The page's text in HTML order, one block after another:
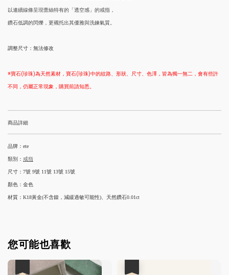
以連續線條呈現蕾絲特有的「透空感」的戒指，
鑽石低調的閃爍，更襯托出其優雅與洗鍊氣質。
調整尺寸：無法修改
※寶石(珍珠)為天然素材，寶石(珍珠)中的紋路、形狀、尺寸、色澤，皆為獨一無二，會有些許
不同，仍屬正常現象，購買前請知悉。
商品詳細
品牌：ete
類別： 戒指
尺寸： 7號 9號 11號 13號 15號
顏色：金色
材質：K18黃金(不含鎳，減緩過敏可能性)、天然鑽石0.01ct
您可能也喜歡